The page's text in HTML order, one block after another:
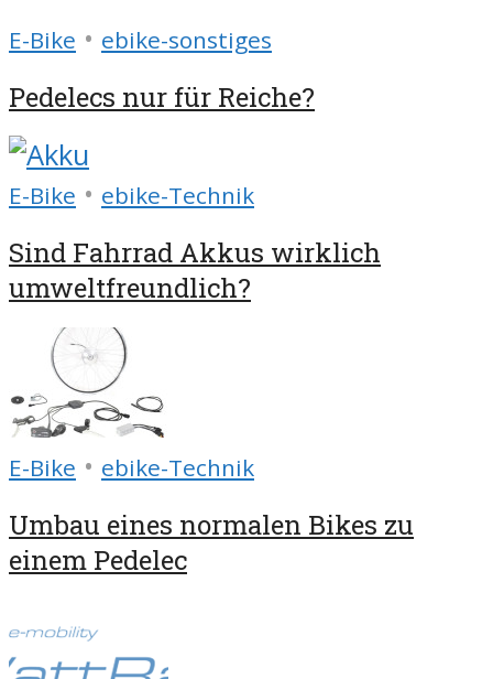
E-Bike • ebike-sonstiges
Pedelecs nur für Reiche?
E-Bike • ebike-Technik
Sind Fahrrad Akkus wirklich
umweltfreundlich?
E-Bike • ebike-Technik
Umbau eines normalen Bikes zu
einem Pedelec